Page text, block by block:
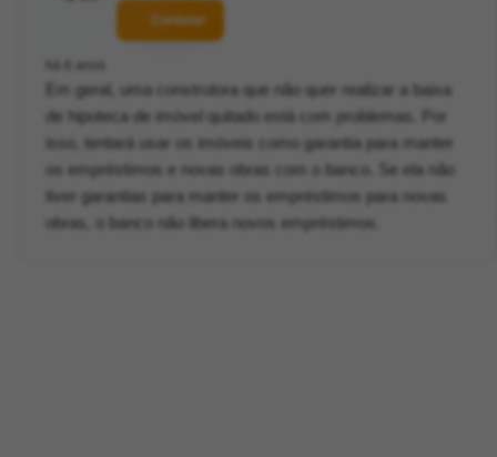
Contatar
há 6 anos
Em geral, uma construtora que não quer realizar a baixa
de hipoteca de imóvel quitado está com problemas. Por
isso, tentará usar os imóveis como garantia para manter
os empréstimos e novas obras com o banco. Se ela não
tiver garantias para manter os empréstimos para novas
obras, o banco não libera novos empréstimos.